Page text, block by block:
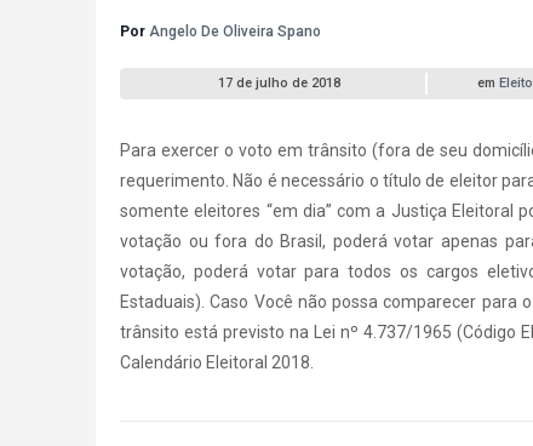
Por Angelo De Oliveira Spano
17 de julho de 2018 em
Para exercer o voto em trânsito (fora de seu
requerimento. Não é necessário o título de eleitor
somente eleitores “em dia” com a Justiça Eleitoral
votação ou fora do Brasil, poderá votar apenas
votação, poderá votar para todos os cargos
Estaduais). Caso Você não possa comparecer
trânsito está previsto na Lei nº 4.737/1965 (Código
Calendário Eleitoral 2018.